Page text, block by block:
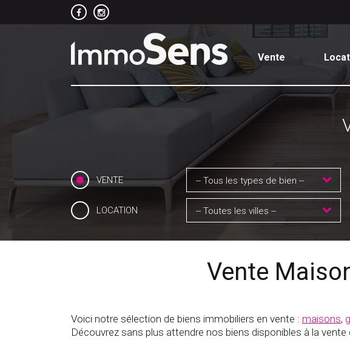
Vente
VENTE
LOCATION
-- Tous les types de bien --
-- Toutes les villes --
Vente
Voici notre sélection de biens immobiliers en vente : maisons,
Découvrez sans plus attendre nos biens disponibles à la vente